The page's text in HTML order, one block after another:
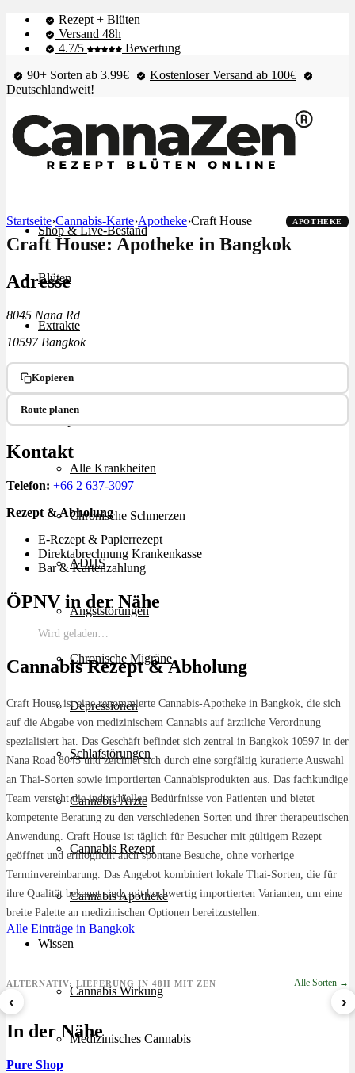
Rezept + Blüten
Versand 48h
4.7/5
Bewertung
90+ Sorten ab 3.99€
Kostenloser Versand ab 100€
Deutschlandweit!
Shop & Live-Bestand
Blüten
Extrakte
Ablauf
Alle Krankheiten
Chronische Schmerzen
ADHS
Angststörungen
Chronische Migräne
Depressionen
Schlafstörungen
Cannabis Ärzte
Cannabis Rezept
Cannabis Apotheke
Wissen
Cannabis Wirkung
Medizinisches Cannabis
Startseite›Cannabis-Karte›Apotheke›Craft House APOTHEKE
Craft House: Apotheke in Bangkok
Adresse
8045 Nana Rd
10597 Bangkok
Kopieren
Route planen
Kontakt
Telefon: +66 2 637-3097
Rezept & Abholung
E-Rezept & Papierrezept
Direktabrechnung Krankenkasse
Bar & Kartenzahlung
ÖPNV in der Nähe
Wird geladen…
Cannabis Rezept & Abholung
Craft House ist eine renommierte Cannabis-Apotheke in Bangkok, die sich
auf die Abgabe von medizinischem Cannabis auf ärztliche Verordnung
spezialisiert hat. Das Geschäft befindet sich zentral in Bangkok 10597 in der
Nana Road 8045 und zeichnet sich durch eine sorgfältig kuratierte Auswahl
an Thai-Sorten sowie importierten Cannabisprodukten aus. Das fachkundige
Team versteht die individuellen Bedürfnisse von Patienten und bietet
kompetente Beratung zu den verschiedenen Sorten und ihrer therapeutischen
Anwendung. Craft House ist täglich für Besucher mit gültigem Rezept
geöffnet und ermöglicht auch spontane Besuche, ohne vorherige
Terminvereinbarung. Das Angebot kombiniert lokale Thai-Sorten, die für
ihre Qualität bekannt sind, mit hochwertig importierten Varianten, um eine
breite Palette an medizinischen Optionen bereitzustellen.
Alle Einträge in Bangkok
ALTERNATIV: LIEFERUNG IN 48H MIT ZEN Alle Sorten →
‹
8 Ball Kush
ab 7,29 €/g
Grape Galena
›
In der Nähe
Pure Shop